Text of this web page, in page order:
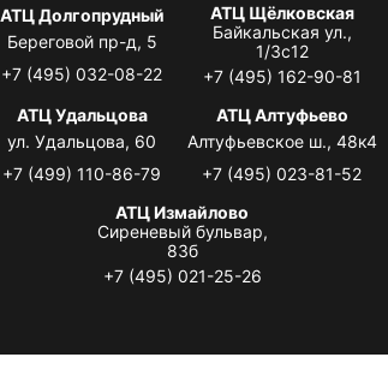
АТЦ Долгопрудный
Береговой пр-д, 5
+7 (495) 032-08-22
АТЦ Щёлковская
Байкальская ул.,
1/3с12
+7 (495) 162-90-81
АТЦ Удальцова
ул. Удальцова, 60
+7 (499) 110-86-79
АТЦ Алтуфьево
Алтуфьевское ш., 48к4
+7 (495) 023-81-52
АТЦ Измайлово
Сиреневый бульвар,
83б
+7 (495) 021-25-26